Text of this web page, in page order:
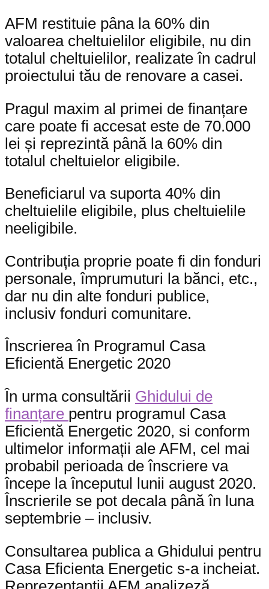
AFM restituie pâna la 60% din
valoarea cheltuielilor eligibile, nu din
totalul cheltuielilor, realizate în cadrul
proiectului tău de renovare a casei.
Pragul maxim al primei de finanțare
care poate fi accesat este de 70.000
lei și reprezintă până la 60% din
totalul cheltuielor eligibile.
Beneficiarul va suporta 40% din
cheltuielile eligibile, plus cheltuielile
neeligibile.
Contribuția proprie poate fi din fonduri
personale, împrumuturi la bănci, etc.,
dar nu din alte fonduri publice,
inclusiv fonduri comunitare.
Înscrierea în Programul Casa
Eficientă Energetic 2020
În urma consultării Ghidului de
finanțare pentru programul Casa
Eficientă Energetic 2020, si conform
ultimelor informații ale AFM, cel mai
probabil perioada de înscriere va
începe la începutul lunii august 2020.
Înscrierile se pot decala până în luna
septembrie – inclusiv.
Consultarea publica a Ghidului pentru
Casa Eficienta Energetic s-a incheiat.